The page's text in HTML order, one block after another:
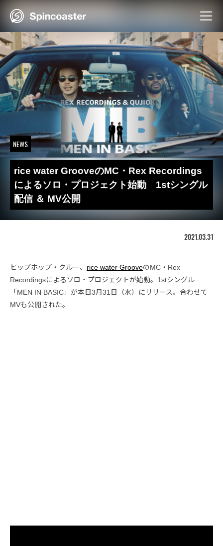
content
NEWS
rice water GrooveのMC・Rex Recordings
によるソロ・プロジェクト始動 1stシングル
配信 ＆ MV公開
2021.03.31
ヒップホップ・クルー、 rice water GrooveのMC・Rex
Recordingsによるソロ・プロジェクトが始動。1stシングル
「MEN IN BASIC」が本日3月31日（水）にリリース。合わせて
MVも公開された。